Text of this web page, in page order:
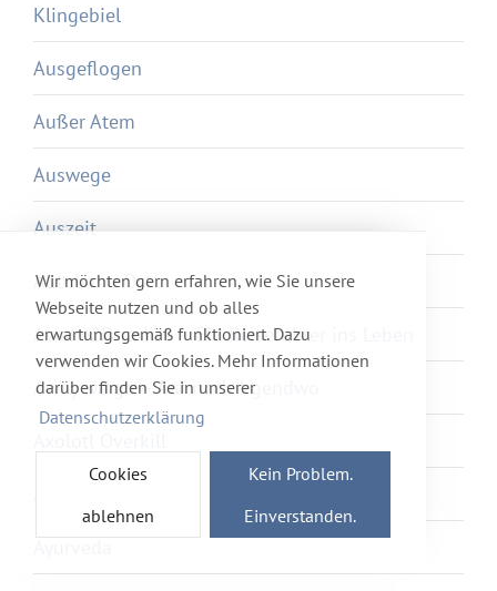
Wir möchten gern erfahren, wie Sie unsere
Webseite nutzen und ob alles
erwartungsgemäß funktioniert. Dazu
verwenden wir Cookies. Mehr Informationen
darüber finden Sie in unserer
Datenschutzerklärung
Cookies
ablehnen
Kein Problem.
Einverstanden.
Klingebiel
Ausgeflogen
Außer Atem
Auswege
Auszeit
Autobahn Ost
Awake2Paradise – Ein Reiseführer ins Leben
Away we go – Auf nach Irgendwo